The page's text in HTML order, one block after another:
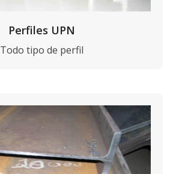
Perfiles UPN
Todo tipo de perfil